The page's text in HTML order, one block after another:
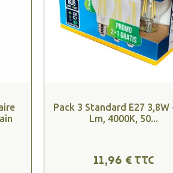
Pack 3 Standard E27 3,8W
Lm, 4000K, 50...
11,96 € TTC